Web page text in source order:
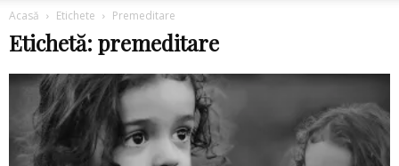
Acasă Etichete Premeditare
Etichetă: premeditare